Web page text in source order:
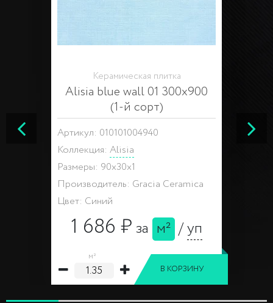
Керамическая плитка
Alisia blue wall 01 300х900
(1-й сорт)
Артикул: 010101004940
Коллекция: Alisia
Размеры: 90x30x1
Производитель: Gracia Ceramica
Цвет: Синий
1 686 ₽за м² /уп
м²
В КОРЗИНУ